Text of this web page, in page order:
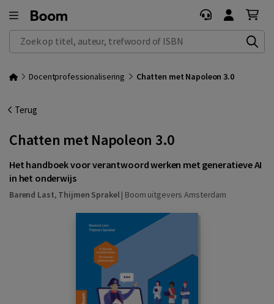
Zoek op titel, auteur, trefwoord of ISBN
Docentprofessionalisering Chatten met Napoleon 3.0
Terug
Chatten met Napoleon 3.0
Het handboek voor verantwoord werken met generatieve AI
in het onderwijs
Barend Last, Thijmen Sprakel| Boom uitgevers Amsterdam